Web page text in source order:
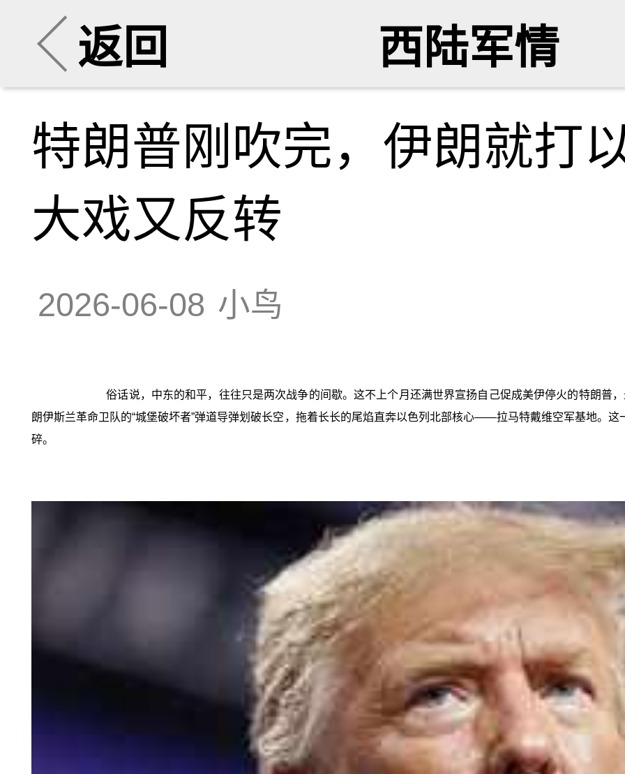
返回 西陆军情
特朗普刚吹完，伊朗就打
大戏又反转
2026-06-08 小鸟
俗话说，中东的和平，往往只是两次战争的间歇。这不上个月还满世界宣扬自己促成美伊停火的特朗普
朗伊斯兰革命卫队的“城堡破坏者”弹道导弹划破长空，拖着长长的尾焰直奔以色列北部核心——拉马特戴维空军基地。这
碎。